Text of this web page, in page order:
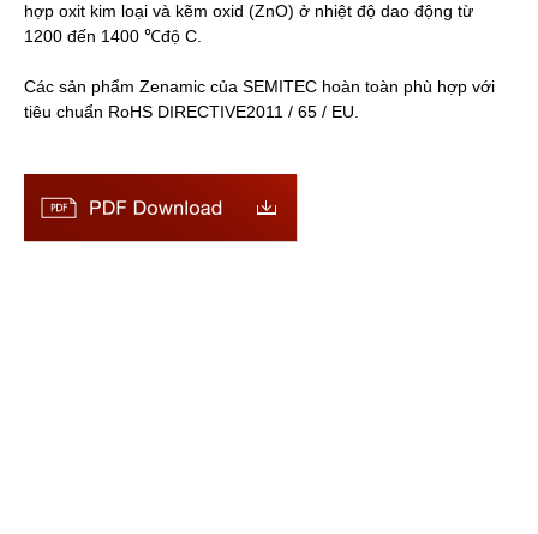
hợp oxit kim loại và kẽm oxid (ZnO) ở nhiệt độ dao động từ
1200 đến 1400 ℃độ C.
Các sản phẩm Zenamic của SEMITEC hoàn toàn phù hợp với
tiêu chuẩn RoHS DIRECTIVE2011 / 65 / EU.